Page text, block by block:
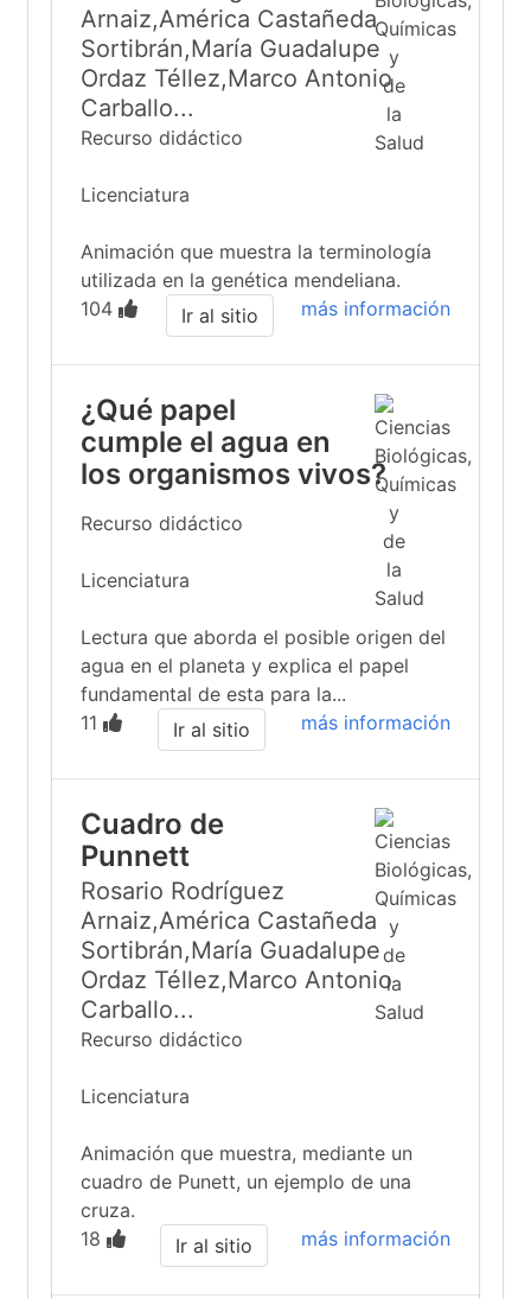
Arnaiz,América Castañeda
Sortibrán,María Guadalupe
Ordaz Téllez,Marco Antonio
Carballo...
Recurso didáctico
Licenciatura
Animación que muestra la terminología
utilizada en la genética mendeliana.
104
más información
Ir al sitio
¿Qué papel
cumple el agua en
los organismos vivos?
Recurso didáctico
Licenciatura
Lectura que aborda el posible origen del
agua en el planeta y explica el papel
fundamental de esta para la...
11
más información
Ir al sitio
Cuadro de
Punnett
Rosario Rodríguez
Arnaiz,América Castañeda
Sortibrán,María Guadalupe
Ordaz Téllez,Marco Antonio
Carballo...
Recurso didáctico
Licenciatura
Animación que muestra, mediante un
cuadro de Punett, un ejemplo de una
cruza.
18
más información
Ir al sitio